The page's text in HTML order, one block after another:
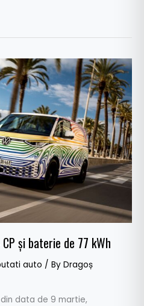
și baterie de 77 kWh
auto / By Dragoș
data de 9 martie,